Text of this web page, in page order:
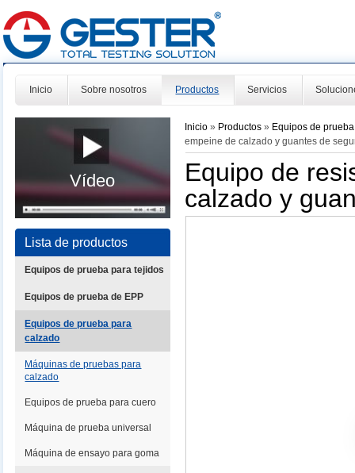
Inicio Sobre nosotros Productos Servicios
Vídeo
Lista de productos
Equipos de prueba para tejidos
Equipos de prueba de EPP
Equipos de prueba para
calzado
Máquinas de pruebas para
calzado
Equipos de prueba para cuero
Máquina de prueba universal
Máquina de ensayo para goma
Inicio » Productos» Equipos de
empeine de calzado y guantes de
Equipo de
calzado y